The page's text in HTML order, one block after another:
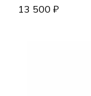
13 500 ₽